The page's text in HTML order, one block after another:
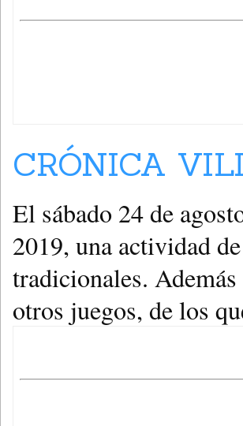
CRÓNICA
El sábado 24 de
2019, una actividad
tradicionales.
otros juegos, de los